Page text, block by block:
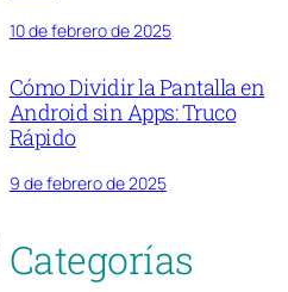
10 de febrero de 2025
Cómo Dividir la Pantalla en
Android sin Apps: Truco
Rápido
9 de febrero de 2025
Categorías